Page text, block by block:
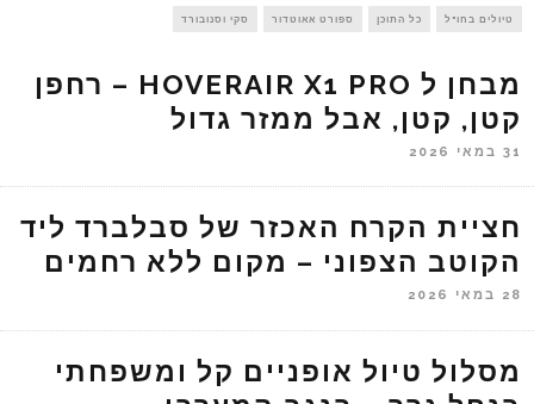
טיולים בחו"ל כל התוכן ספורט אאוטדור סקי וסנובורד
מבחן ל HOVERAIR X1 PRO – רחפן
קטן, קטן, אבל ממזר גדול
31 במאי 2026
חציית הקרח האכזר של סבלברד ליד
הקוטב הצפוני – מקום ללא רחמים
28 במאי 2026
מסלול טיול אופניים קל ומשפחתי